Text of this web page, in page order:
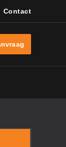
Contact